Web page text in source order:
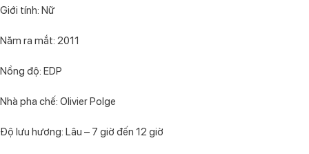
Giới tính: Nữ
Năm ra mắt: 2011
Nồng độ: EDP
Nhà pha chế: Olivier Polge
Độ lưu hương: Lâu – 7 giờ đến 12 giờ